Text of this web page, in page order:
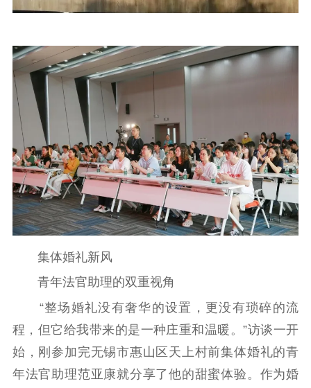
主题宣传 对外宣传
新闻发布
记者之家
品牌栏目
文化文艺
精品生产 文化惠民
文化传承
文化交流
体制改革
文化产业
紫金文化艺术节
品牌活动 紫艺舞台
精神文明
文明创建
先进典型
社会宣传
思想政治教育 爱国主义教育
全民国防教育
红色资源保护利
用
集体婚礼新风
青年法官助理的双重视角
“整场婚礼没有奢华的设置，更没有琐碎的流
程，但它给我带来的是一种庄重和温暖。”访谈一开
始，刚参加完无锡市惠山区天上村前集体婚礼的青
年法官助理范亚康就分享了他的甜蜜体验。作为婚